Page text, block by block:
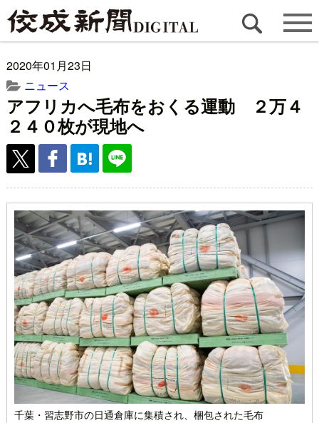
2020年01月23日
ニュース
アフリカへ毛布をおくる運動 ２万４
２４０枚が現地へ
千葉・習志野市の日通倉庫に集積され、梱包された毛布